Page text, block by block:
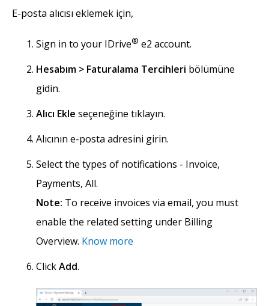
E-posta alıcısı eklemek için,
Sign in to your IDrive® e2 account.
Hesabım > Faturalama Tercihleri bölümüne
gidin.
Alıcı Ekle seçeneğine tıklayın.
Alıcının e-posta adresini girin.
Select the types of notifications - Invoice,
Payments, All.
Note: To receive invoices via email, you must
enable the related setting under Billing
Overview. Know more
ClickAdd.